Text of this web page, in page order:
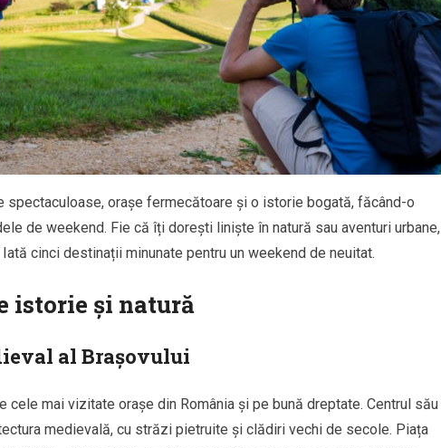
spectaculoase, orașe fermecătoare și o istorie bogată, făcând-o
de weekend. Fie că îți dorești liniște în natură sau aventuri urbane,
cinci destinații minunate pentru un weekend de neuitat.
istorie și natură
al Brașovului
cele mai vizitate orașe din România și pe bună dreptate. Centrul său
medievală, cu străzi pietruite și clădiri vechi de secole. Piața